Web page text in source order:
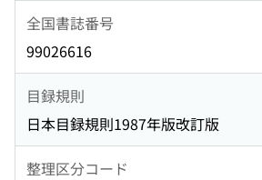
全国書誌番号
99026616
目録規則
日本目録規則1987年版改訂版
整理区分コード